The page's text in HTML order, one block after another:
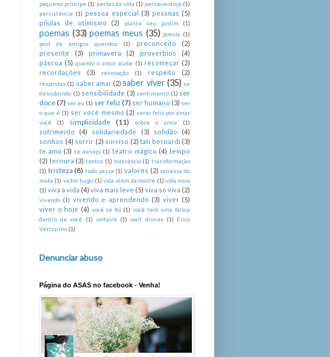
pequeno príncipe (1) perdas da vida (1) perseverânça (1)
persistência (1) pessoa especial (3) pessoas (5)
pilulas de otimismo
(2) plante seu jardim (1)
poemas (33) poemas meus (35) poesia (1)
post de amigos queridos
(1) preconceito
(2)
presente
(3) primavera (2) provérbios
(4)
páscoa (5) quando o amor acaba (1) recomeçar (2)
recordações
(3) renovação (1) respeito (2)
respostas (1) saber amar (2) saber viver (35) se
descobrindo (1) sensibilidade (3) sentimento (1) ser
doce(7) ser eu (1) ser feliz (7) ser humano (3) ser
o que é (1) ser você mesmo (2) serei feliz por amar
você
(1) simplicidade (11) sobre o amor (1)
sofrimento (4) solidariedade (3) solidão
(4)
sonhos (4) sorrir (2) sorriso (2) tati bernardi (3)
te amo (3) te desejo (1) teatro mágico (4) tempo
(2) ternura (3) textos (1) tolerância (1) transformação
(1) tristeza (8) tudo passa (1) valores (2) vanessa da
mata (1) victor hugo (1) vida além da morte (1) vida nova
(1) viva a vida (4) viva mais leve (5) viva só viva (2)
vivendo (1) vivendo e aprendendo (3) viver (5)
viver o hoje (4) você se foi (1) você tem uma faísca
dentro de você
(1) voltaire (1) walt disney (1)
Érico
Veríssimo (1)
Denunciar abuso
Página do ASAS no facebook - Venha!